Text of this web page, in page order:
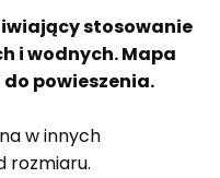
stosowanie
i wodnych. Mapa
powieszenia.
w innych
rozmiaru.